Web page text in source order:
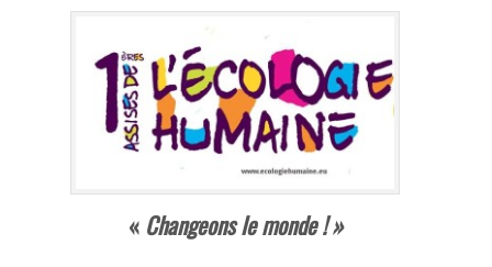
« Changeons le monde ! »